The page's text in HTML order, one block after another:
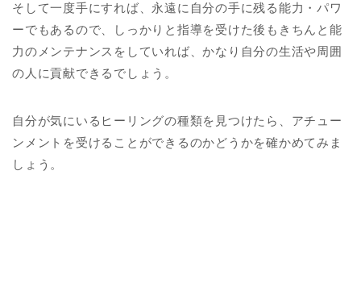
そして一度手にすれば、永遠に自分の手に残る能力・パワ
ーでもあるので、しっかりと指導を受けた後もきちんと能
力のメンテナンスをしていれば、かなり自分の生活や周囲
の人に貢献できるでしょう。
自分が気にいるヒーリングの種類を見つけたら、アチュー
ンメントを受けることができるのかどうかを確かめてみま
しょう。